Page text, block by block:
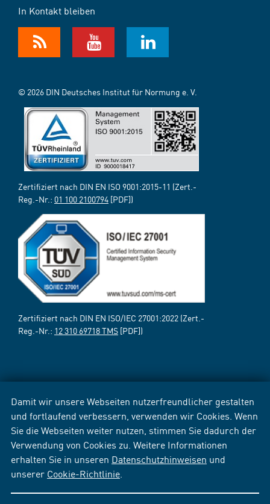
Damit wir unsere Webseiten nutzerfreundlicher gestalten
und fortlaufend verbessern, verwenden wir Cookies. Wenn
Sie die Webseiten weiter nutzen, stimmen Sie dadurch der
Verwendung von Cookies zu. Weitere Informationen
erhalten Sie in unseren Datenschutzhinweisen und
unserer Cookie-Richtlinie
In Kontakt bleiben
© 2026 DIN Deutsches Institut für Normung e. V.
Zertifiziert nach DIN EN ISO 9001:2015-11 (Zert.-
Reg.-Nr.: 01 100 2100794 [PDF])
Zertifiziert nach DIN EN ISO/IEC 27001:2022 (Zert.-
Reg.-Nr.: 12 310 69718 TMS [PDF])